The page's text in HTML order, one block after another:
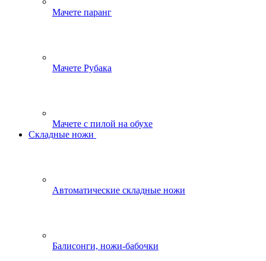
Мачете паранг
Мачете Рубака
Мачете с пилой на обухе
Складные ножи
Автоматические складные ножи
Балисонги, ножи-бабочки